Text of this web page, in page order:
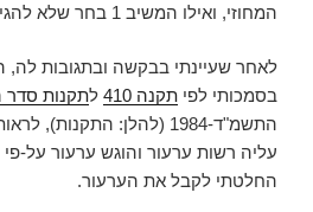
המחוזי, ואילו המשיב 1 בחר שלא להגיב כלל לבקשה.
לאחר שעיינתי בבקשה ובתגובות
בסמכותי לפי תקנה 410 לתקנות סדר
התשמ"ד-1984 (להלן:
עליה רשות ערעור והוגש ערעור על-
החלטתי לקבל את הערעור.